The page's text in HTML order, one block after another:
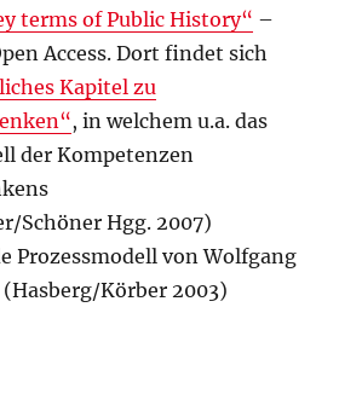
terms of Public History“ –
Access. Dort findet sich
Kapitel zu
, in welchem u.a. das
der Kompetenzen
Schöner Hgg. 2007)
Prozessmodell von Wolfgang
Körber 2003)